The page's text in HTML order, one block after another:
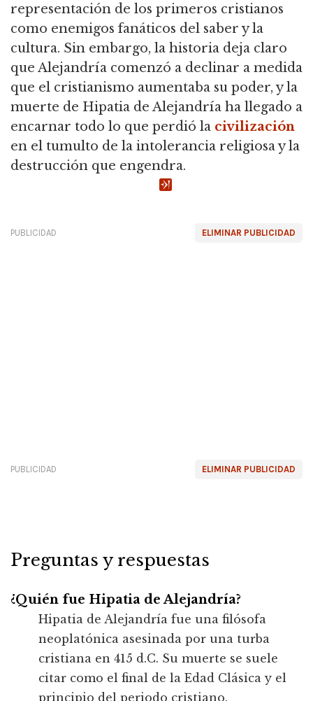
representación de los primeros cristianos
como enemigos fanáticos del saber y la
cultura. Sin embargo, la historia deja claro
que Alejandría comenzó a declinar a medida
que el cristianismo aumentaba su poder, y la
muerte de Hipatia de Alejandría ha llegado a
encarnar todo lo que perdió la civilización
en el tumulto de la intolerancia religiosa y la
destrucción que engendra.
ELIMINAR PUBLICIDAD
PUBLICIDAD
ELIMINAR PUBLICIDAD
PUBLICIDAD
Preguntas y respuestas
¿Quién fue Hipatia de Alejandría?
Hipatia de Alejandría fue una filósofa
neoplatónica asesinada por una turba
cristiana en 415 d.C. Su muerte se suele
citar como el final de la Edad Clásica y el
principio del periodo cristiano.